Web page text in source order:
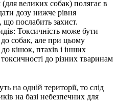
великих собак) полягає в
дозу нижче рівня
послабить захист.
Токсичність може бути
собак, але при цьому
кішок, птахів і інших
до різних тваринам
на одній території, то слід
на базі небезпечних для